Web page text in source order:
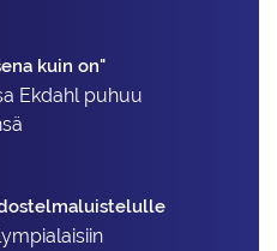
kuin on"
Ekdahl puhuu